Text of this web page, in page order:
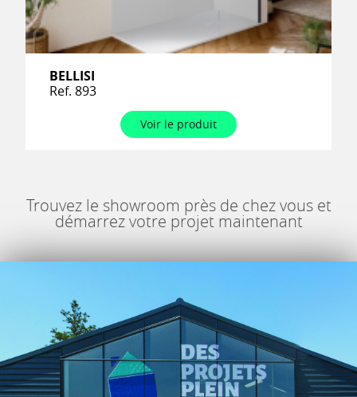
BELLISI
Ref. 893
Voir le produit
Trouvez le showroom près de chez vous et
démarrez votre projet maintenant